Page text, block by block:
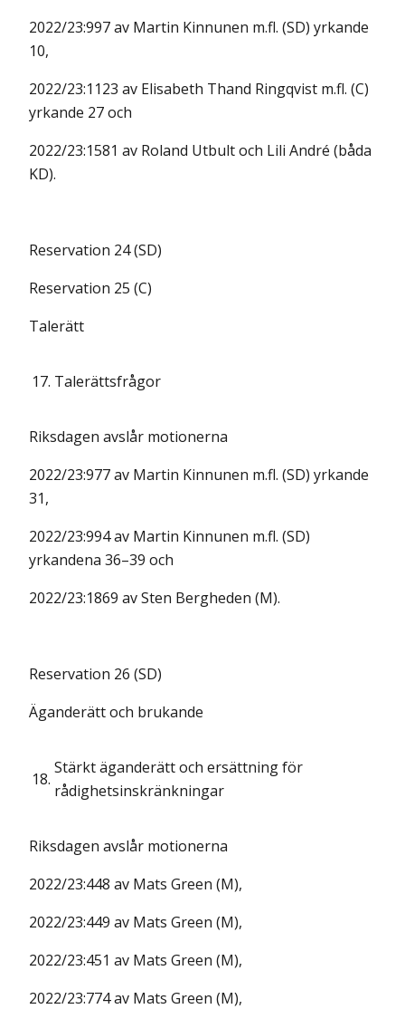
2022/23:997 av Martin Kinnunen m.fl. (SD) yrkande
10,
2022/23:1123 av Elisabeth Thand Ringqvist m.fl. (C)
yrkande 27 och
2022/23:1581 av Roland Utbult och Lili André (båda
KD).
Reservation 24 (SD)
Reservation 25 (C)
Talerätt
17. Talerättsfrågor
Riksdagen avslår motionerna
2022/23:977 av Martin Kinnunen m.fl. (SD) yrkande
31,
2022/23:994 av Martin Kinnunen m.fl. (SD)
yrkandena 36–39 och
2022/23:1869 av Sten Bergheden (M).
Reservation 26 (SD)
Äganderätt och brukande
18.
Stärkt äganderätt och ersättning för
rådighetsinskränkningar
Riksdagen avslår motionerna
2022/23:448 av Mats Green (M),
2022/23:449 av Mats Green (M),
2022/23:451 av Mats Green (M),
2022/23:774 av Mats Green (M),